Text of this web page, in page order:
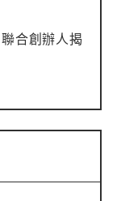
合創辦人揭